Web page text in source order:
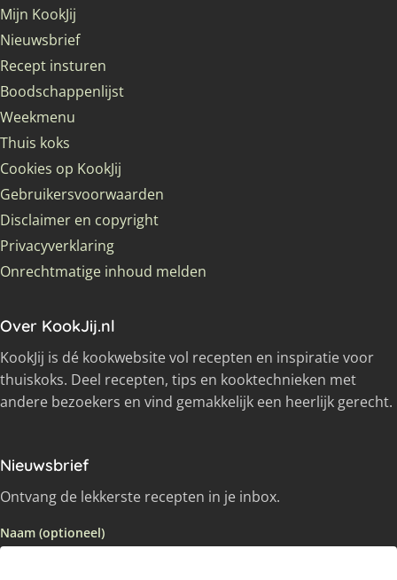
Mijn KookJij
Nieuwsbrief
Recept insturen
Boodschappenlijst
Weekmenu
Thuis koks
Cookies op KookJij
Gebruikersvoorwaarden
Disclaimer en copyright
Privacyverklaring
Onrechtmatige inhoud melden
Over KookJij.nl
KookJij is dé kookwebsite vol recepten en inspiratie voor
thuiskoks. Deel recepten, tips en kooktechnieken met
andere bezoekers en vind gemakkelijk een heerlijk gerecht.
Nieuwsbrief
Ontvang de lekkerste recepten in je inbox.
Naam (optioneel)